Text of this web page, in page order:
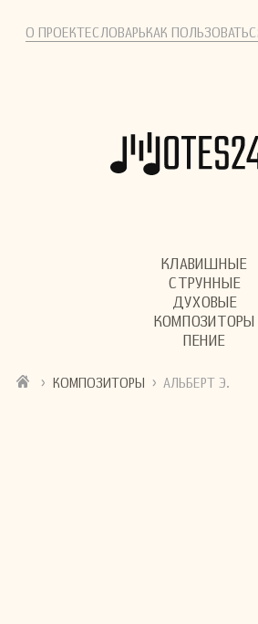
О ПРОЕКТЕСЛОВАРЬКАК
КЛАВИШНЫЕ
СТРУННЫЕ
ДУХОВЫЕ
КОМПОЗИТОРЫ
ПЕНИЕ
› КОМПОЗИТОРЫ › АЛЬБЕРТ Э.